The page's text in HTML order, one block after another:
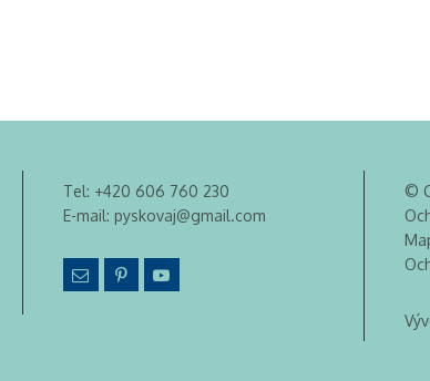
Tel: +420 606 760 230
E-mail: pyskovaj@gmail.com
©